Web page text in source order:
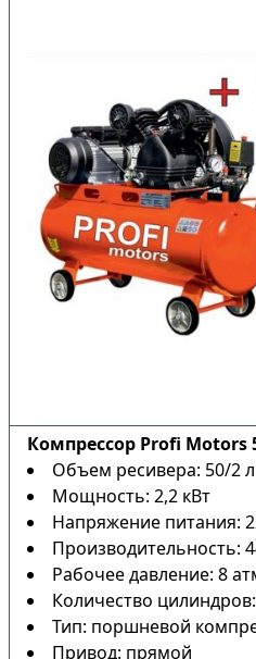
Компрессор Profi Motors
Объем ресивера: 50/2 л
Мощность: 2,2 кВт
Напряжение питания:
Производительность:
Рабочее давление: 8
Количество
Тип: поршневой
Привод: прямой